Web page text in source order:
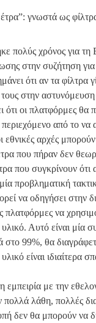
γνωστά ως
πολύς χρόνος για
στην συζήτηση
ότι αν τα
στην
ότι οι πλατφόρμες
από το
εθνικές αρχές
που πήραν δεν
που συγκρίνουν
προβληματική
να οδηγήσει στην
πλατφόρμες να
Αυτό είναι μία
στο 99%, θα
είναι
με την
πολλά λάθη, πολλές
δεν θα μπορούν να